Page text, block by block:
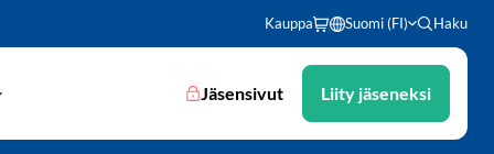
Kauppa Suomi (FI) Haku
Jäsensivut Liity jäseneksi